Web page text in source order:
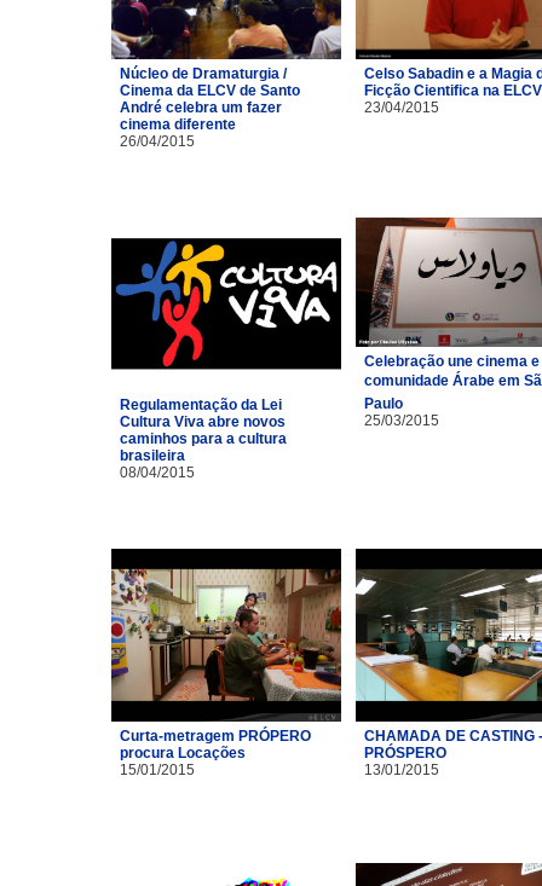
Núcleo de Dramaturgia /
Cinema da ELCV de Santo
André celebra um fazer
cinema diferente
26/04/2015
Celso Sabadin e a Magia
Ficção Cientifica na ELCV
23/04/2015
Regulamentação da Lei
Cultura Viva abre novos
caminhos para a cultura
brasileira
08/04/2015
Celebração une cinema e
comunidade Árabe em
Paulo
25/03/2015
Curta-metragem PRÓPERO
procura Locações
15/01/2015
CHAMADA DE CASTING -
PRÓSPERO
13/01/2015